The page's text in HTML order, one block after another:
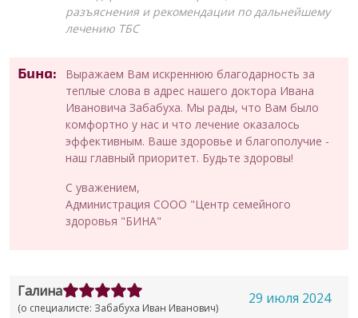
разъяснения и рекомендации по дальнейшему
лечению ТБС
Бина:
Выражаем Вам искреннюю благодарность за
теплые слова в адрес нашего доктора Ивана
Ивановича Забабуха. Мы рады, что Вам было
комфортно у нас и что лечение оказалось
эффективным. Ваше здоровье и благополучие -
наш главный приоритет. Будьте здоровы!
С уважением,
Администрация СООО "Центр семейного
здоровья "БИНА"
Галина
(о специалисте: Забабуха Иван Иванович)
29 июля 2024